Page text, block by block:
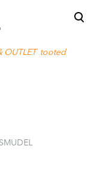
OUTLET tooted